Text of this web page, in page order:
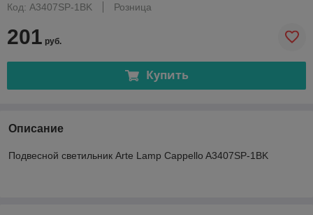
Код: A3407SP-1BK
Розница
201 руб.
Купить
Описание
Подвесной светильник Arte Lamp Cappello A3407SP-1BK